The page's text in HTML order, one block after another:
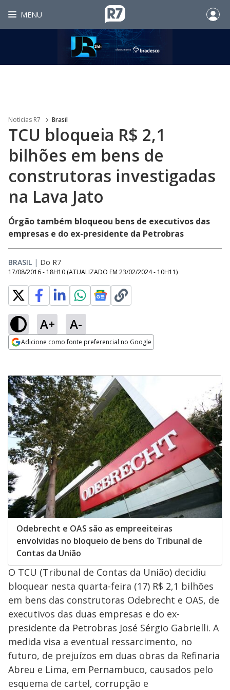
MENU
Noticias R7 Brasil
TCU bloqueia R$ 2,1
bilhões em bens de
construtoras investigadas
na Lava Jato
Órgão também bloqueou bens de executivos das
empresas e do ex-presidente da Petrobras
BRASIL | Do R7
17/08/2016 - 18H10 (ATUALIZADO EM 23/02/2024 - 10H11)
A+ A-
Adicione como fonte preferencial no Google
Odebrecht e OAS são as empreeiteiras
envolvidas no bloqueio de bens do Tribunal de
Contas da União
O TCU (Tribunal de Contas da União) decidiu
bloquear nesta quarta-feira (17) R$ 2,1 bilhões
em bens das construtoras Odebrecht e OAS, de
executivos das duas empresas e do ex-
presidente da Petrobras José Sérgio Gabrielli. A
medida visa a eventual ressarcimento, no
futuro, de prejuízos em duas obras da Refinaria
Abreu e Lima, em Pernambuco, causados pelo
esquema de cartel, corrupção e